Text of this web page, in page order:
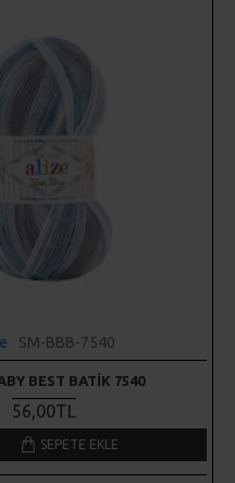
SM-BBB-7540
BEST BATIK 7540
56,00TL
SEPETE EKLE